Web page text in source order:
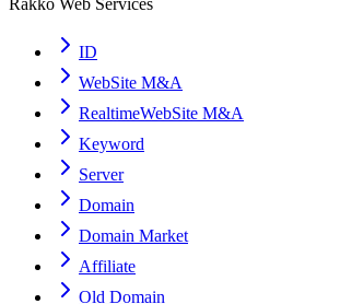
Rakko Web Services
ID
WebSite M&A
RealtimeWebSite M&A
Keyword
Server
Domain
Domain Market
Affiliate
Old Domain